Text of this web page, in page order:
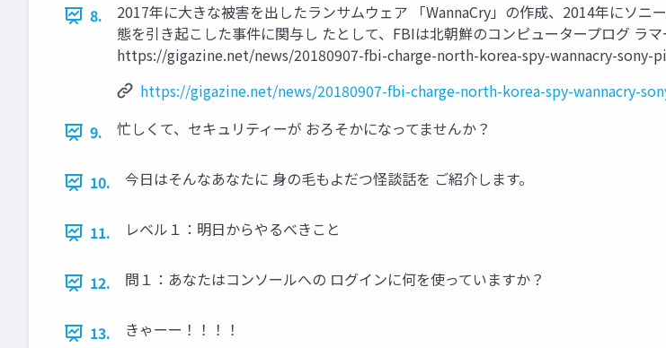
8.
2017年に大きな被害を出したランサムウェア 「WannaCry」の作成、2014年にソ
態を引き起こした事件に関与し たとして、FBIは北朝鮮のコンピュータープログ ラ
https://gigazine.net/news/20180907-fbi-charge-north-korea-spy-wannacry-sony-
https://gigazine.net/news/20180907-fbi-charge-north-korea-spy-wannacry-
9.
忙しくて、セキュリティーが おろそかになってませんか？
10. 今日はそんなあなたに 身の毛もよだつ怪談話を ご紹介します。
11. レベル１：明日からやるべきこと
12. 問１：あなたはコンソールへの ログインに何を使っていますか？
13. きゃーー！！！！